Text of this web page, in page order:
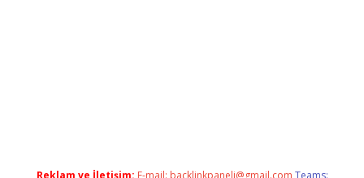
Reklam ve İletişim: E-mail: backlinkpaneli@gmail.com Teams: